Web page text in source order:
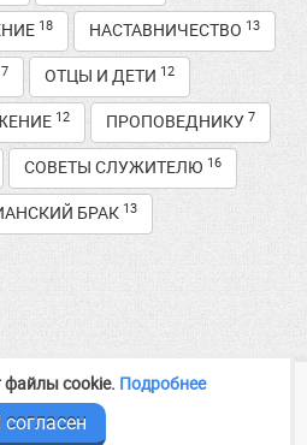
18 НАСТАВНИЧЕСТВО 13
ОТЦЫ И ДЕТИ 12
12 ПРОПОВЕДНИКУ 7
СОВЕТЫ СЛУЖИТЕЛЮ 16
БРАК 13
baptist-volga.ru
файлы cookie. Подробнее
согласен